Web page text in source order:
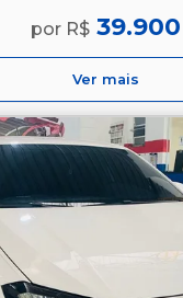
por R$ 39.900
Ver mais